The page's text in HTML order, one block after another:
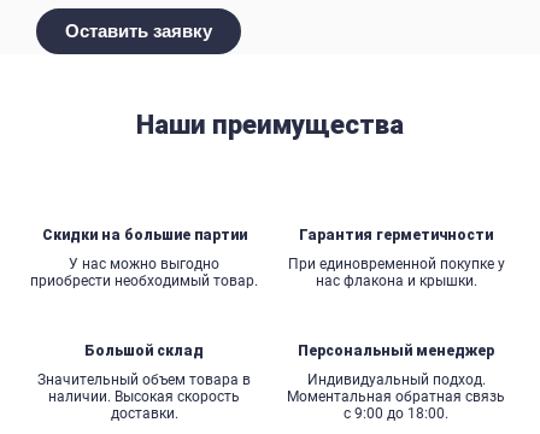
Наши преимущества
Скидки на большие партии
У нас можно выгодно
приобрести необходимый товар.
Гарантия герметичности
При единовременной покупке у
нас флакона и крышки.
Большой склад
Значительный объем товара в
наличии. Высокая скорость
доставки.
Персональный менеджер
Индивидуальный подход.
Моментальная обратная связь
с 9:00 до 18:00.